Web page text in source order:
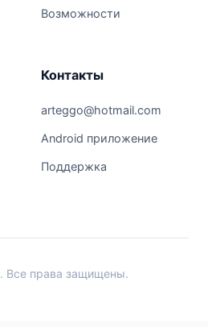
Возможности
Контакты
arteggo@hotmail.com
Android приложение
Поддержка
. Все права защищены.